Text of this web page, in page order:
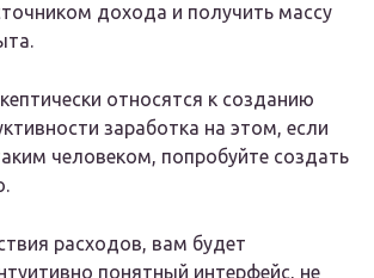
дохода и получить массу
относятся к созданию
заработка на этом, если
человеком, попробуйте создать
расходов, вам будет
понятный интерфейс, не